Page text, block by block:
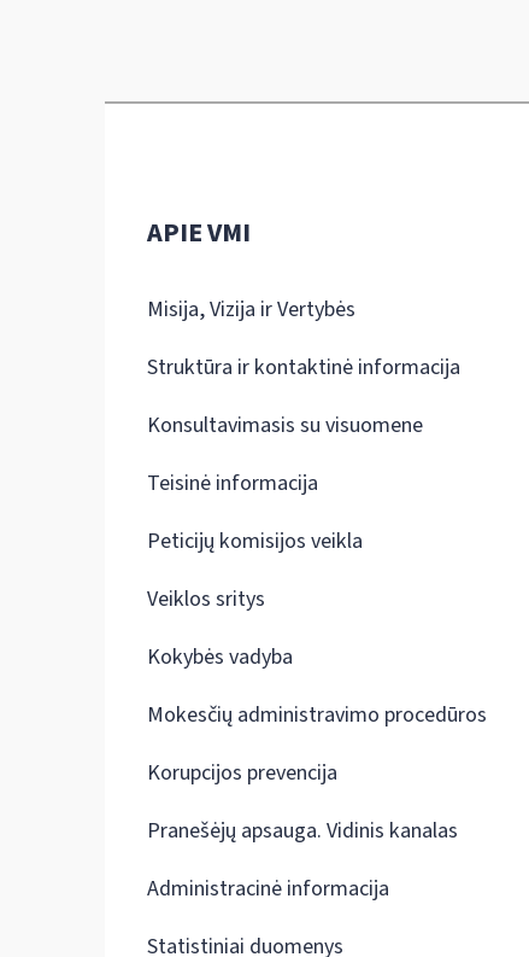
APIE VMI
Misija, Vizija ir Vertybės
Struktūra ir kontaktinė informacija
Konsultavimasis su visuomene
Teisinė informacija
Peticijų komisijos veikla
Veiklos sritys
Kokybės vadyba
Mokesčių administravimo procedūros
Korupcijos prevencija
Pranešėjų apsauga. Vidinis kanalas
Administracinė informacija
Statistiniai duomenys